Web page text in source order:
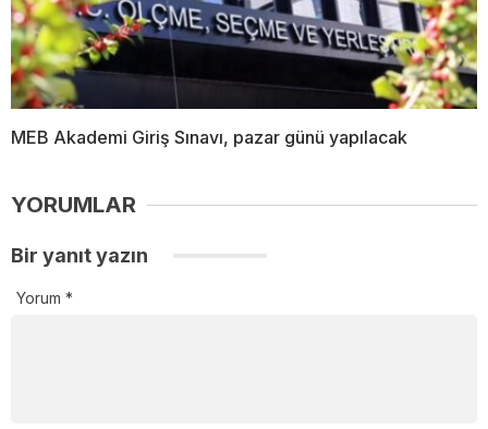
MEB Akademi Giriş Sınavı, pazar günü yapılacak
YORUMLAR
Bir yanıt yazın
Yorum *